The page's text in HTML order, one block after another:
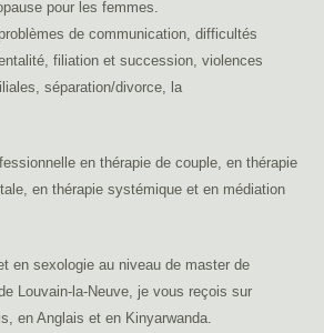
pour les femmes.
de communication, difficultés
filiation et succession, violences
séparation/divorce, la
en thérapie de couple, en thérapie
en thérapie systémique et en médiation
en sexologie au niveau de master de
Louvain-la-Neuve, je vous reçois sur
en Anglais et en Kinyarwanda.